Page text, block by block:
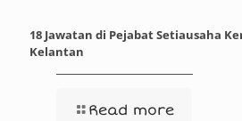
18 Jawatan di Pejabat Setiausaha
Kelantan
Read more